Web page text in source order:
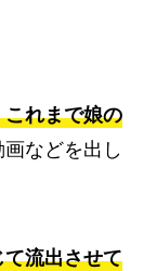
れまで娘の
画などを出し
流出させて